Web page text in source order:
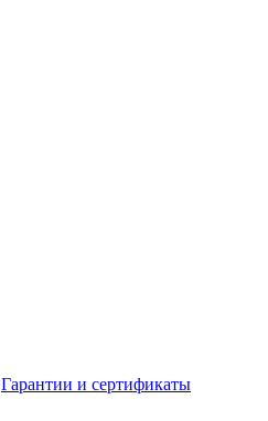
Гарантии и сертификаты